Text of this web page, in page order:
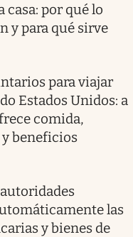
casa: por qué lo
y para qué sirve
para viajar
Estados Unidos: a
comida,
beneficios
las
y bienes de